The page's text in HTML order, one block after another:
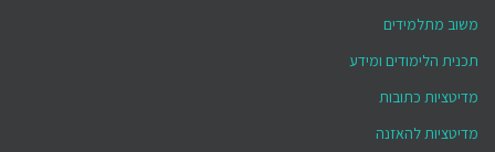
משוב מתלמידים
תכנית הלימודים ומידע
מדיטציות כתובות
מדיטציות להאזנה